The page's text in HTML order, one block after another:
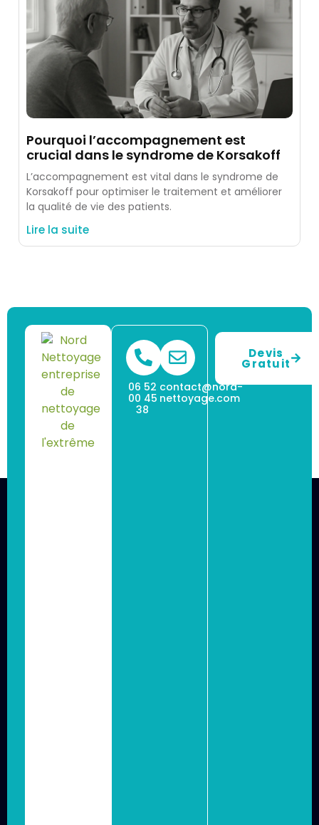
Pourquoi l’accompagnement est
crucial dans le syndrome de Korsakoff
L’accompagnement est vital dans le syndrome de
Korsakoff pour optimiser le traitement et améliorer
la qualité de vie des patients.
Lire la suite
06 52
00 45
38
contact@nord-
nettoyage.com
Devis
Gratuit